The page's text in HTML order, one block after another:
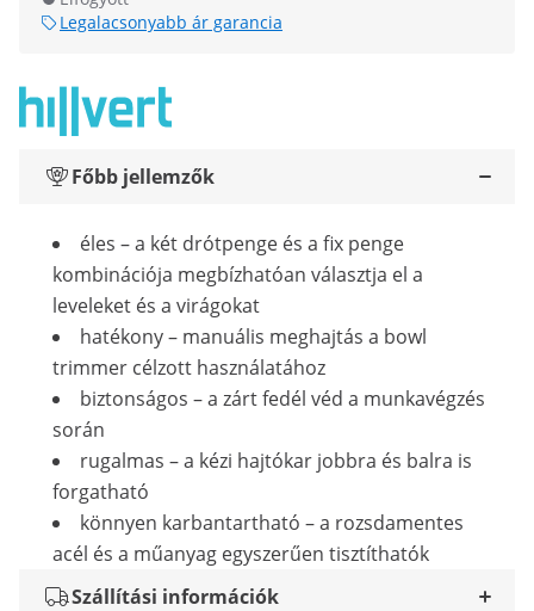
Legalacsonyabb ár garancia
Főbb jellemzők
éles – a két drótpenge és a fix penge
kombinációja megbízhatóan választja el a
leveleket és a virágokat
hatékony – manuális meghajtás a bowl
trimmer célzott használatához
biztonságos – a zárt fedél véd a munkavégzés
során
rugalmas – a kézi hajtókar jobbra és balra is
forgatható
könnyen karbantartható – a rozsdamentes
acél és a műanyag egyszerűen tisztíthatók
Szállítási információk